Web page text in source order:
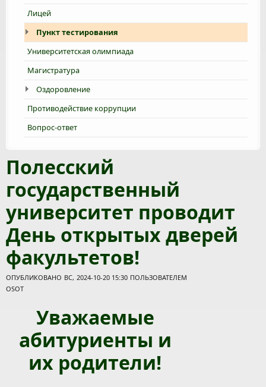
Лицей
Пункт тестирования
Университетская олимпиада
Магистратура
Оздоровление
Противодействие коррупции
Вопрос-ответ
Полесский
государственный
университет проводит
День открытых дверей
факультетов!
ОПУБЛИКОВАНО ВС, 2024-10-20 15:30 ПОЛЬЗОВАТЕЛЕМ
OSOT
Уважаемые
абитуриенты и
их родители!